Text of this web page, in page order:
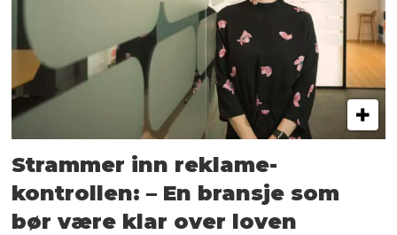
Strammer inn reklame-
kontrollen: – En bransje som
bør være klar over loven